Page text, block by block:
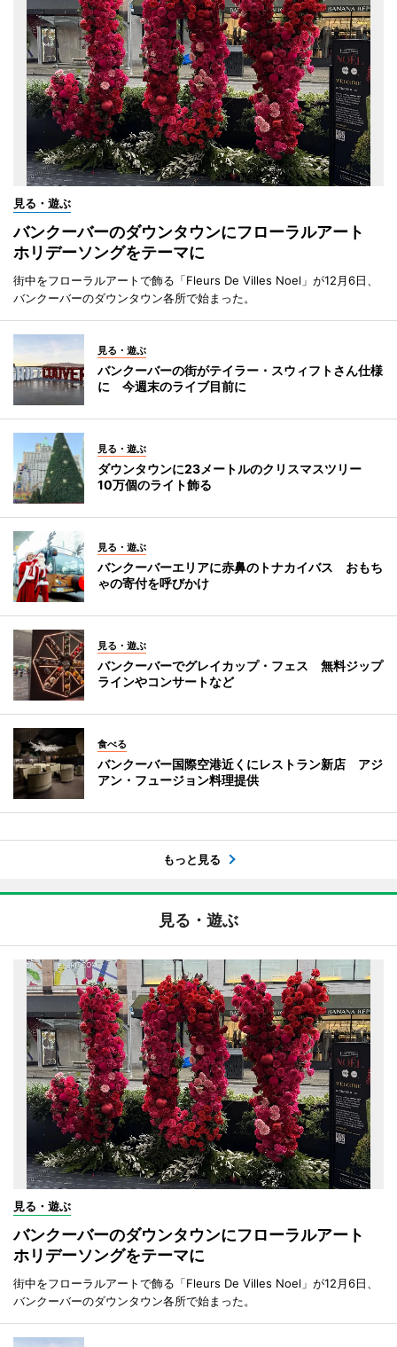
見る・遊ぶ
バンクーバーのダウンタウンにフローラルアート
ホリデーソングをテーマに
街中をフローラルアートで飾る「Fleurs De Villes Noel」が12月6日、
バンクーバーのダウンタウン各所で始まった。
見る・遊ぶ
バンクーバーの街がテイラー・スウィフトさん仕様
に 今週末のライブ目前に
見る・遊ぶ
ダウンタウンに23メートルのクリスマスツリー
10万個のライト飾る
見る・遊ぶ
バンクーバーエリアに赤鼻のトナカイバス おもち
ゃの寄付を呼びかけ
見る・遊ぶ
バンクーバーでグレイカップ・フェス 無料ジップ
ラインやコンサートなど
食べる
バンクーバー国際空港近くにレストラン新店 アジ
アン・フュージョン料理提供
もっと見る
見る・遊ぶ
見る・遊ぶ
バンクーバーのダウンタウンにフローラルアート
ホリデーソングをテーマに
街中をフローラルアートで飾る「Fleurs De Villes Noel」が12月6日、
バンクーバーのダウンタウン各所で始まった。